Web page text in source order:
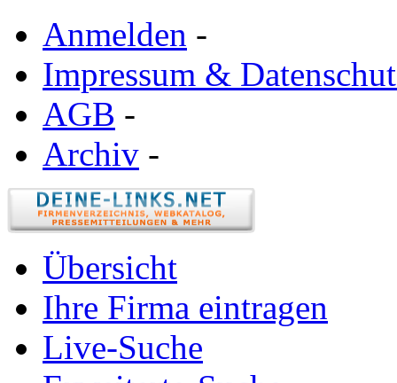
Anmelden -
Impressum &
AGB -
Archiv -
Übersicht
Ihre Firma eintragen
Live-Suche